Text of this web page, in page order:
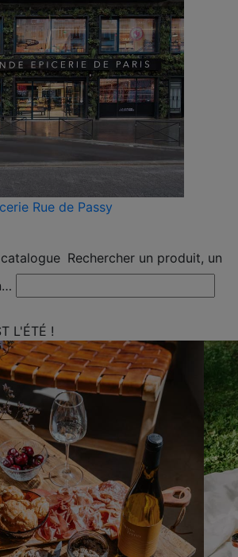
Rue de Passy
Rechercher un produit, un
L'ÉTÉ !